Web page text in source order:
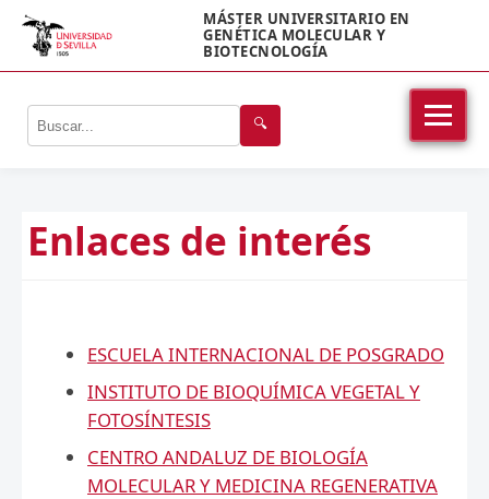
MÁSTER UNIVERSITARIO EN
GENÉTICA MOLECULAR Y
BIOTECNOLOGÍA
🔍
Enlaces de interés
ESCUELA INTERNACIONAL DE POSGRADO
INSTITUTO DE BIOQUÍMICA VEGETAL Y
FOTOSÍNTESIS
CENTRO ANDALUZ DE BIOLOGÍA
MOLECULAR Y MEDICINA REGENERATIVA